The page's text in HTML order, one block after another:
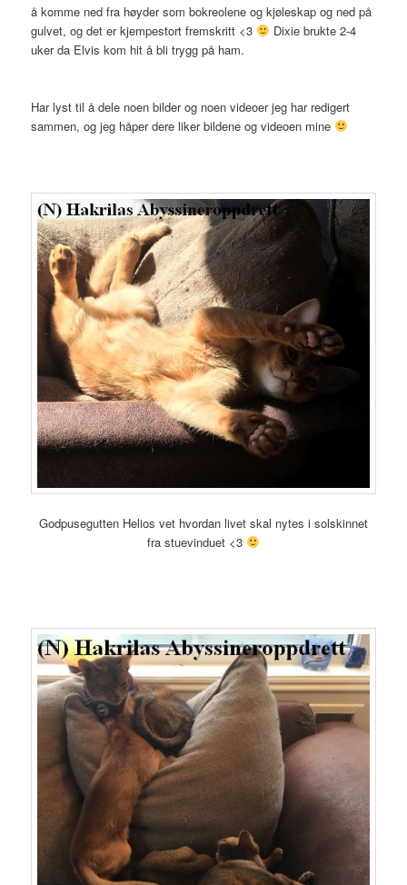
å komme ned fra høyder som bokreolene og kjøleskap og ned på
gulvet, og det er kjempestort fremskritt <3
Dixie brukte 2-4
uker da Elvis kom hit å bli trygg på ham.
Har lyst til å dele noen bilder og noen videoer jeg har redigert
sammen, og jeg håper dere liker bildene og videoen mine
Godpusegutten Helios vet hvordan livet skal nytes i solskinnet
fra stuevinduet <3